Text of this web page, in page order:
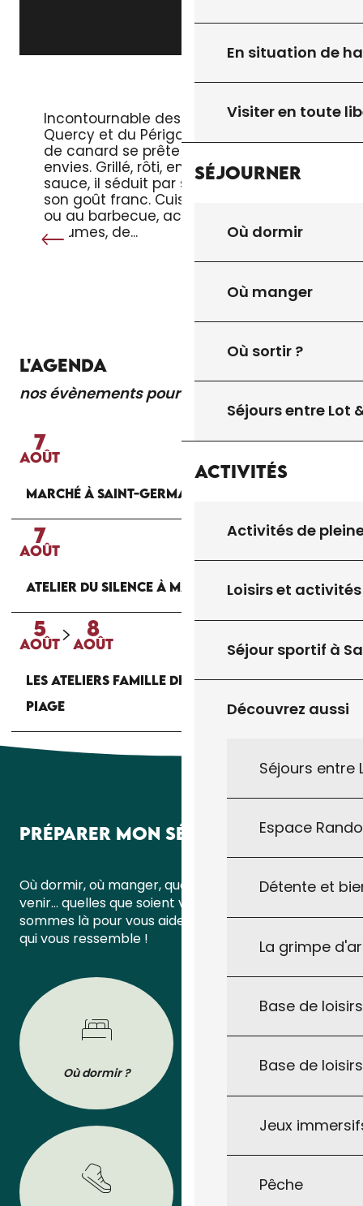
En situation de
Visiter en toute
Séjourner
Où dormir
Où manger
Où sortir ?
Séjours entre Lot
Activités
Activités de
Loisirs et activités
Séjour sportif à
Découvrez aussi
Séjours entre
Espace
Détente et
La grimpe
Base de
Base de
Jeux
Pêche
Incontournable des tables du
Quercy et du Périgord, le magret
de canard se prête à toutes les
envies. Grillé, rôti, en salade ou en
sauce, il séduit par sa tendreté et
son goût franc. Cuisiné à la poêle
ou au barbecue, accompagné de
légumes, de...
L'AGENDA
nos évènements pour vous
Lire la suite
7
AOÛT
MARCHÉ À SAINT-GERMAIN-DU-BEL-AIR
7
AOÛT
ATELIER DU SILENCE À MARMINIAC
5
AOÛT
8
AOÛT
LES ATELIERS FAMILLE DE LA MAISON DU
PIAGE
PRÉPARER MON SÉJOUR
Où dormir, où manger, quoi faire ou comment
venir… quelles que soient vos questions, nous
sommes là pour vous aider à organiser un séjour
qui vous ressemble !
Où dormir ? Où manger ?
BROCHURES